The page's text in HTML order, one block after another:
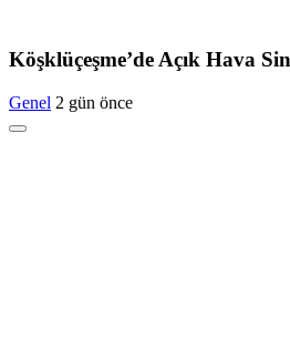
Köşklüçeşme’de Açık Hava
Genel 2 gün önce